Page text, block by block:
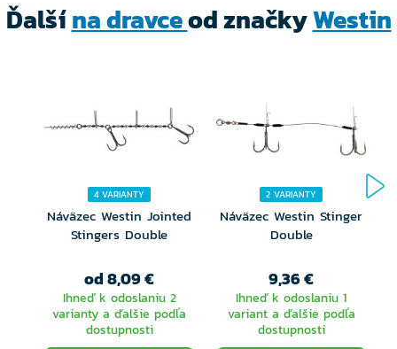
starostlivo navrhnuté pre optimálnu pevnosť a
Titán jednovláknový
Ručne viazané
Ďalšína dravceod značkyWestin
4 VARIANTY
Náväzec Westin Jointed
Stingers Double
od 8,09 €
Ihneď k odoslaniu 2
varianty a ďalšie podľa
dostupnosti
2 VARIANTY
Náväzec Westin Stinger
Double
9,36 €
Ihneď k odoslaniu 1
variant a ďalšie podľa
dostupnosti